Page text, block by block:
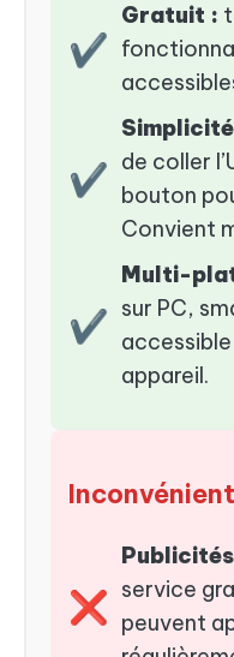
✔
Gratuit :
✔ de coller
bouton
Convient
✔
Multi-
sur PC,
appareil.
❌ service
peuvent